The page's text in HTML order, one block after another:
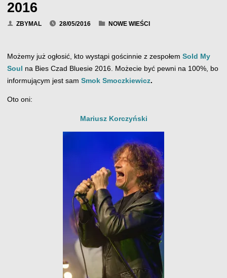
2016
ZBYMAL 28/05/2016 NOWE WIEŚCI
Możemy już ogłosić, kto wystąpi gościnnie z zespołem Sold My
Soul
na Bies Czad Bluesie 2016. Możecie być pewni na 100%, bo
informującym jest sam Smok Smoczkiewicz.
Oto oni:
Mariusz Korczyński